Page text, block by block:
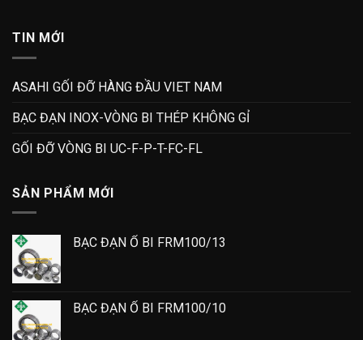
TIN MỚI
ASAHI GỐI ĐỠ HÀNG ĐẦU VIET NAM
BẠC ĐẠN INOX-VÒNG BI THÉP KHÔNG GỈ
GỐI ĐỠ VÒNG BI UC-F-P-T-FC-FL
SẢN PHẨM MỚI
BẠC ĐẠN Ổ BI FRM100/13
BẠC ĐẠN Ổ BI FRM100/10